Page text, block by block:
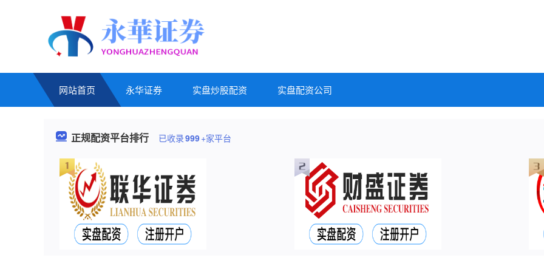
网站首页 永华证券 实盘炒股配资 实盘配资公司
正规配资平台排行 已收录999+家平台